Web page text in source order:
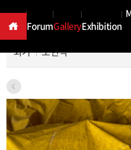
ForumGalleryExhibition
회기 노현석
본문